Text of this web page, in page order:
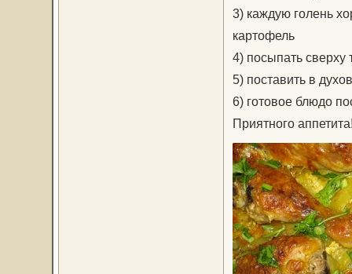
3) каждую голень
картофель
4) посыпать
5) поставить в
6) готовое блюдо
Приятного